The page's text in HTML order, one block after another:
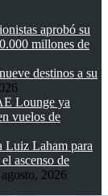
aprobó su
millones de
destinos a su
Lounge ya
vuelos de
Luiz Laham para
ascenso de
2026